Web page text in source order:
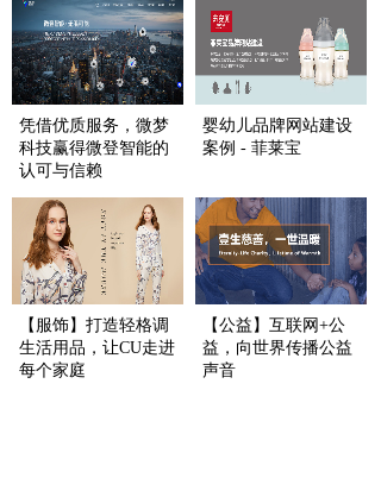
凭借优质服务，微梦
科技赢得微登智能的
认可与信赖
婴幼儿品牌网站建设
案例 - 菲莱宝
【服饰】打造轻格调
生活用品，让CU走进
每个家庭
【公益】互联网+公
益，向世界传播公益
声音